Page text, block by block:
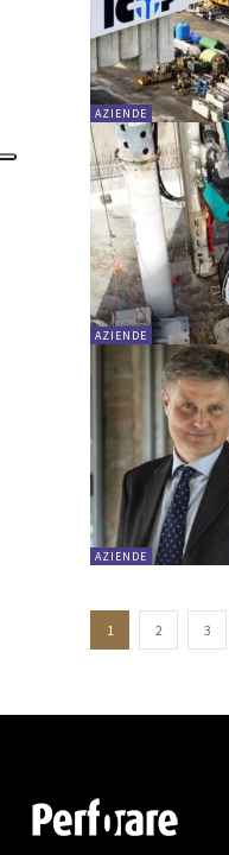
AZIENDE
AZIENDE
AZIENDE
1 2 3